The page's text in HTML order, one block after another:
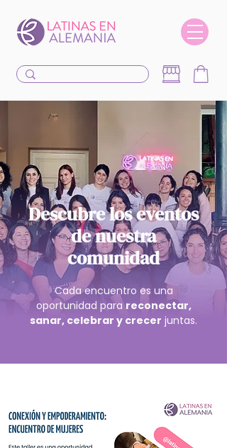
Descubre los eventos
de nuestra
comunidad
Cada encuentro es una
oportunidad parareconectar,
sanar, celebrar y crecer juntas.